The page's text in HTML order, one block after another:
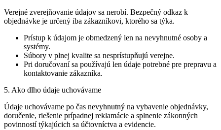
Verejné zverejňovanie údajov sa nerobí. Bezpečný odkaz k
objednávke je určený iba zákazníkovi, ktorého sa týka.
Prístup k údajom je obmedzený len na nevyhnutné osoby a
systémy.
Súbory v plnej kvalite sa nesprístupňujú verejne.
Pri doručovaní sa používajú len údaje potrebné pre prepravu a
kontaktovanie zákazníka.
5. Ako dlho údaje uchovávame
Údaje uchovávame po čas nevyhnutný na vybavenie objednávky,
doručenie, riešenie prípadnej reklamácie a splnenie zákonných
povinností týkajúcich sa účtovníctva a evidencie.